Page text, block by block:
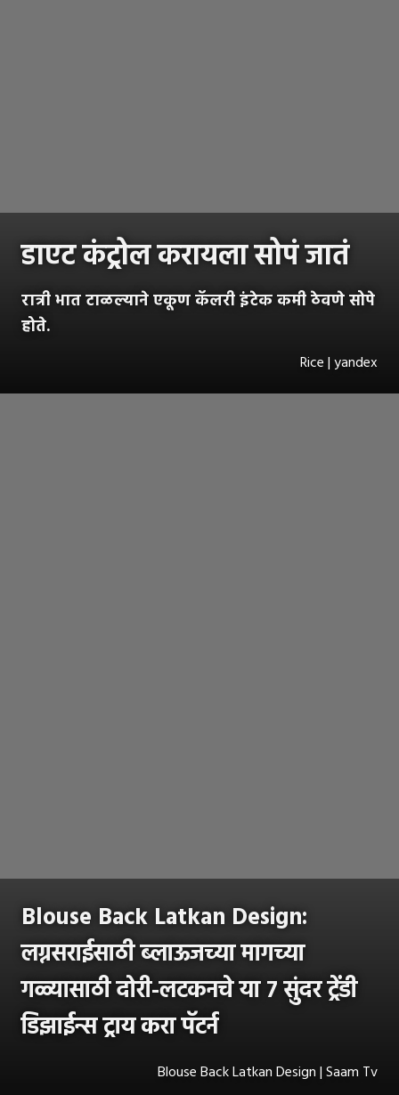
डाएट कंट्रोल करायला सोपं जातं
रात्री भात टाळल्याने एकूण कॅलरी इंटेक कमी ठेवणे सोपे
होते.
Rice | yandex
Blouse Back Latkan Design:
लग्नसराईसाठी ब्लाऊजच्या मागच्या
गळ्यासाठी दोरी-लटकनचे या ७ सुंदर ट्रेंडी
डिझाईन्स ट्राय करा पॅटर्न
Blouse Back Latkan Design | Saam Tv